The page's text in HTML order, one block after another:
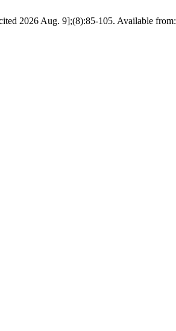
2026 Aug. 9];(8):85-105. Available from: